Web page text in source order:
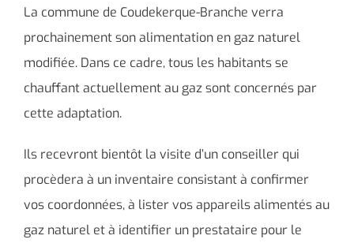
La commune de Coudekerque-Branche verra
prochainement son alimentation en gaz naturel
modifiée. Dans ce cadre, tous les habitants se
chauffant actuellement au gaz sont concernés par
cette adaptation.
Ils recevront bientôt la visite d’un conseiller qui
procèdera à un inventaire consistant à confirmer
vos coordonnées, à lister vos appareils alimentés au
gaz naturel et à identifier un prestataire pour le